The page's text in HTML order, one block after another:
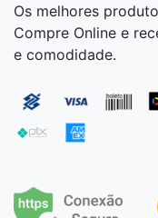
Os melhores
Compre Online e
e comodidade.